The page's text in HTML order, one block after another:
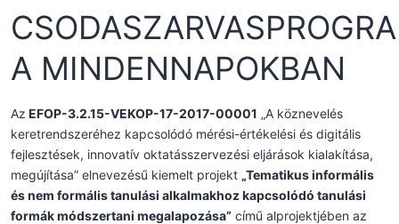
A MINDENNAPOKBAN
Az EFOP-3.2.15-VEKOP-17-2017-00001 „A köznevelés
keretrendszeréhez kapcsolódó mérési-értékelési és digitális
fejlesztések, innovatív oktatásszervezési eljárások kialakítása,
megújítása” elnevezésű kiemelt projekt „Tematikus informális
és nem formális tanulási alkalmakhoz kapcsolódó tanulási
formák módszertani megalapozása” című alprojektjében az